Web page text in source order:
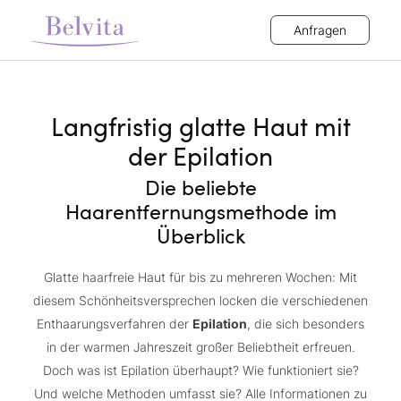
Anfragen
Langfristig glatte Haut mit
der Epilation
Die beliebte
Haarentfernungsmethode im
Überblick
Glatte haarfreie Haut für bis zu mehreren Wochen: Mit
diesem Schönheitsversprechen locken die verschiedenen
Enthaarungsverfahren der Epilation, die sich besonders
in der warmen Jahreszeit großer Beliebtheit erfreuen.
Doch was ist Epilation überhaupt? Wie funktioniert sie?
Und welche Methoden umfasst sie? Alle Informationen zu